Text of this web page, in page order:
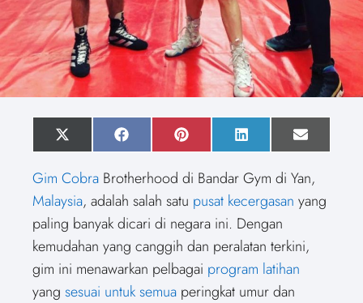
S
h
r
e
o
n
X
(
w
t
e
r
)
S
h
r
o
n
F
a
e
o
o
k
S
h
r
o
n
P
i
t
r
e
s
t
S
h
r
o
n
L
i
k
d
I
n
S
h
r
e
o
E
m
i
Gim Cobra Brotherhood di Bandar Gym di Yan,
Malaysia, adalah salah satu pusat kecergasan yang
paling banyak dicari di negara ini. Dengan
kemudahan yang canggih dan peralatan terkini,
gim ini menawarkan pelbagai program latihan
yang sesuai untuk semua peringkat umur dan